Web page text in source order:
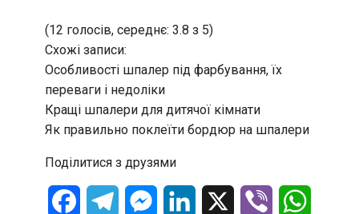
(12 голосів, середнє: 3.8 з 5)
Схожі записи:
Особливості шпалер під фарбування, їх
переваги і недоліки
Кращі шпалери для дитячої кімнати
Як правильно поклеїти бордюр на шпалери
Поділитися з друзями
FacebookTelegramMessenger
LinkedIn Viber